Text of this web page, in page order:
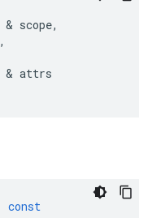
& scope,
,
& attrs
const